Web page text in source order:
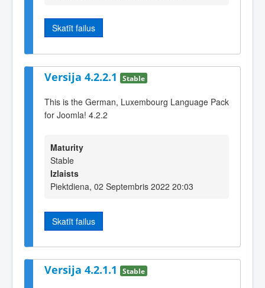
Skatīt failus
Versija 4.2.2.1 Stable
This is the German, Luxembourg Language Pack
for Joomla! 4.2.2
Maturity
Stable
Izlaists
Piektdiena, 02 Septembris 2022 20:03
Skatīt failus
Versija 4.2.1.1 Stable